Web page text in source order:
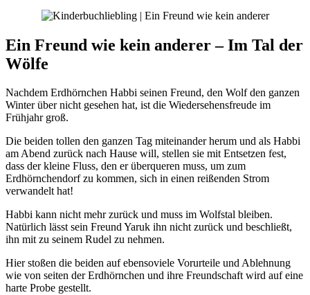
Ein Freund wie kein anderer – Im Tal der
Wölfe
Nachdem Erdhörnchen Habbi seinen Freund, den Wolf den ganzen
Winter über nicht gesehen hat, ist die Wiedersehensfreude im
Frühjahr groß.
Die beiden tollen den ganzen Tag miteinander herum und als Habbi
am Abend zurück nach Hause will, stellen sie mit Entsetzen fest,
dass der kleine Fluss, den er überqueren muss, um zum
Erdhörnchendorf zu kommen, sich in einen reißenden Strom
verwandelt hat!
Habbi kann nicht mehr zurück und muss im Wolfstal bleiben.
Natürlich lässt sein Freund Yaruk ihn nicht zurück und beschließt,
ihn mit zu seinem Rudel zu nehmen.
Hier stoßen die beiden auf ebensoviele Vorurteile und Ablehnung
wie von seiten der Erdhörnchen und ihre Freundschaft wird auf eine
harte Probe gestellt.